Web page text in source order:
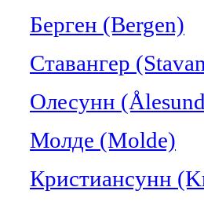
Берген (Bergen)
Ставангер
Олесунн
Молде (Molde)
Кристиансунн